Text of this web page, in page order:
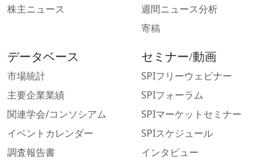
株主ニュース
週間ニュース分析
寄稿
データベース
市場統計
主要企業業績
関連学会/コンソシアム
イベントカレンダー
調査報告書
セミナー/動画
SPIフリーウェビナー
SPIフォーラム
SPIマーケットセミナー
SPIスケジュール
インタビュー